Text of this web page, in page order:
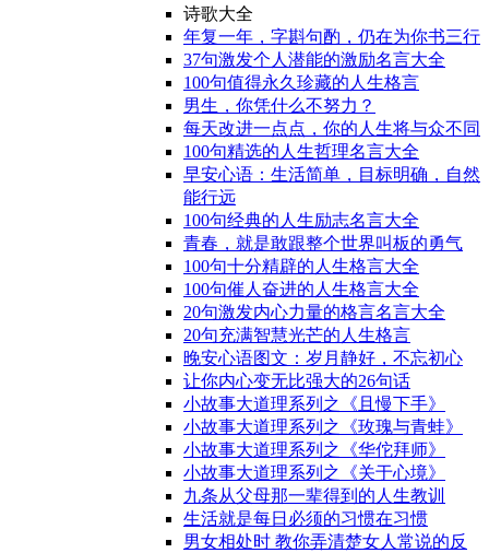
诗歌大全
年复一年，字斟句酌，仍在为你书三行
37句激发个人潜能的激励名言大全
100句值得永久珍藏的人生格言
男生，你凭什么不努力？
每天改进一点点，你的人生将与众不同
100句精选的人生哲理名言大全
早安心语：生活简单，目标明确，自然
能行远
100句经典的人生励志名言大全
青春，就是敢跟整个世界叫板的勇气
100句十分精辟的人生格言大全
100句催人奋进的人生格言大全
20句激发内心力量的格言名言大全
20句充满智慧光芒的人生格言
晚安心语图文：岁月静好，不忘初心
让你内心变无比强大的26句话
小故事大道理系列之《且慢下手》
小故事大道理系列之《玫瑰与青蛙》
小故事大道理系列之《华佗拜师》
小故事大道理系列之《关于心境》
九条从父母那一辈得到的人生教训
生活就是每日必须的习惯在习惯
男女相处时 教你弄清楚女人常说的反